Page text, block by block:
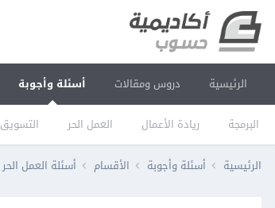
الرئيسية دروس ومقالات أسئلة وأجوبة
البرمجة ريادة الأعمال العمل الحر
الرئيسية أسئلة وأجوبة الأقسام أسئلة العمل الحر